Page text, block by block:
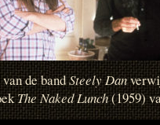
de bandSteely Dan
The Naked Lunch(1959)